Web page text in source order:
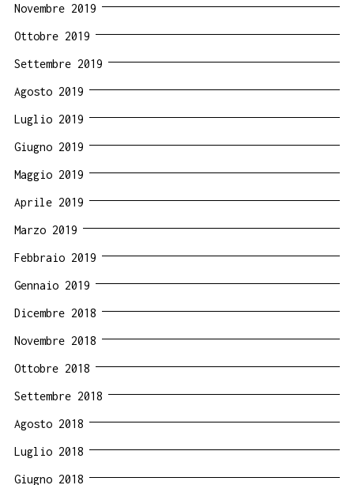
Novembre 2019
Ottobre 2019
Settembre 2019
Agosto 2019
Luglio 2019
Giugno 2019
Maggio 2019
Aprile 2019
Marzo 2019
Febbraio 2019
Gennaio 2019
Dicembre 2018
Novembre 2018
Ottobre 2018
Settembre 2018
Agosto 2018
Luglio 2018
Giugno 2018